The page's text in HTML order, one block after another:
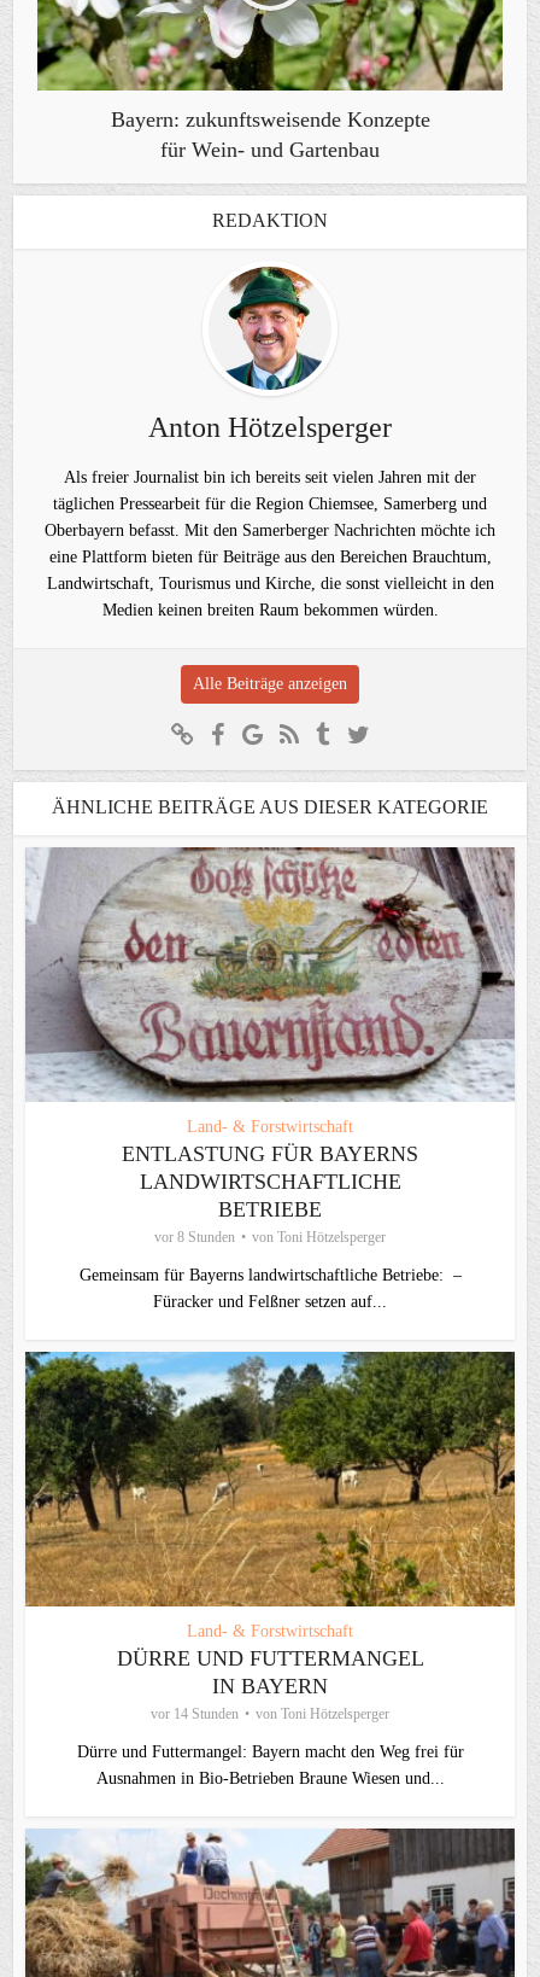
Bayern: zukunftsweisende Konzepte
für Wein- und Gartenbau
REDAKTION
Anton Hötzelsperger
Als freier Journalist bin ich bereits seit vielen Jahren mit der
täglichen Pressearbeit für die Region Chiemsee, Samerberg und
Oberbayern befasst. Mit den Samerberger Nachrichten möchte ich
eine Plattform bieten für Beiträge aus den Bereichen Brauchtum,
Landwirtschaft, Tourismus und Kirche, die sonst vielleicht in den
Medien keinen breiten Raum bekommen würden.
Alle Beiträge anzeigen
ÄHNLICHE BEITRÄGE AUS DIESER KATEGORIE
Land- & Forstwirtschaft
ENTLASTUNG FÜR BAYERNS
LANDWIRTSCHAFTLICHE
BETRIEBE
vor 8 Stunden von Toni Hötzelsperger
Gemeinsam für Bayerns landwirtschaftliche Betriebe: –
Füracker und Felßner setzen auf...
Land- & Forstwirtschaft
DÜRRE UND FUTTERMANGEL
IN BAYERN
vor 14 Stunden von Toni Hötzelsperger
Dürre und Futtermangel: Bayern macht den Weg frei für
Ausnahmen in Bio-Betrieben Braune Wiesen und...